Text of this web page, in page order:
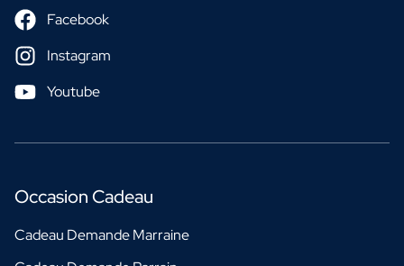
Facebook
Instagram
Youtube
Occasion Cadeau
Cadeau Demande Marraine